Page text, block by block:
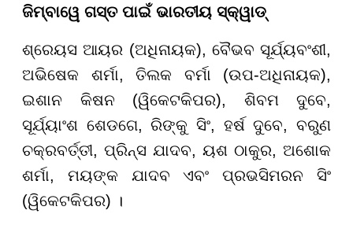
ଜିମ୍ବାୱେ ଗସ୍ତ ପାଇଁ ଭାରତୀୟ ସ୍କ୍ୱାଡ୍
ଶ୍ରେୟସ ଆୟର (ଅଧିନାୟକ), ବୈଭବ ସୂର୍ଯ୍ୟବଂଶୀ,
ଅଭିଷେକ ଶର୍ମା, ତିଲକ ବର୍ମା (ଉପ-ଅଧିନାୟକ),
ଇଶାନ କିଷନ (ୱିକେଟକିପର), ଶିବମ ଦୁବେ,
ସୂର୍ଯ୍ୟାଂଶ ଶେଡଗେ, ରିଙ୍କୁ ସିଂ, ହର୍ଷ ଦୁବେ, ବରୁଣ
ଚକ୍ରବର୍ତ୍ତୀ, ପ୍ରିନ୍ସ ଯାଦବ, ୟଶ ଠାକୁର, ଅଶୋକ
ଶର୍ମା, ମୟଙ୍କ ଯାଦବ ଏବଂ ପ୍ରଭସିମରନ ସିଂ
(ୱିକେଟକିପର) ।